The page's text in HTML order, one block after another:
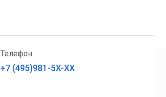
Телефон
+7 (495)981-5X-XX